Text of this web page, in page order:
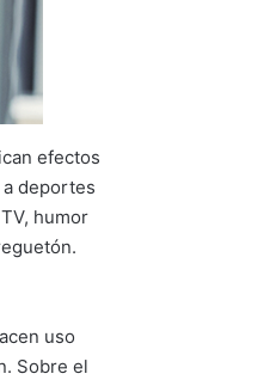
efectos
deportes
humor
uso
Sobre el